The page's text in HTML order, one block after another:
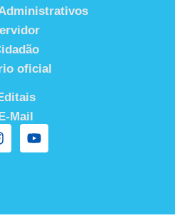
oficial
E-Mail